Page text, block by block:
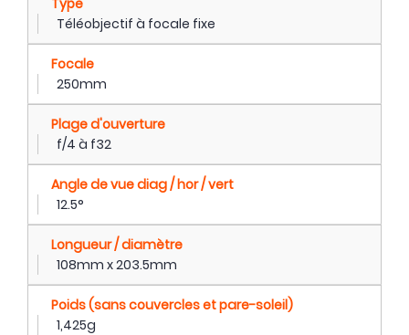
Téléobjectif à focale fixe
Focale
250mm
Plage d'ouverture
f/4 à f32
Angle de vue diag / hor / vert
12.5°
Longueur / diamètre
108mm x 203.5mm
Poids (sans couvercles et pare-soleil)
1,425g